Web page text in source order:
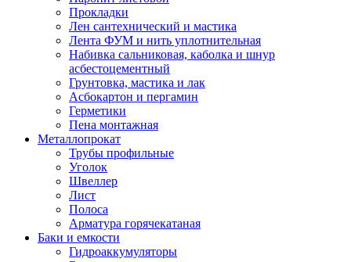
Прокладки
Лен сантехнический и мастика
Лента ФУМ и нить уплотнительная
Набивка сальниковая, каболка и шнур
асбестоцементный
Грунтовка, мастика и лак
Асбокартон и пергамин
Герметики
Пена монтажная
Металлопрокат
Трубы профильные
Уголок
Швеллер
Лист
Полоса
Арматура горячекатаная
Баки и емкости
Гидроаккумуляторы